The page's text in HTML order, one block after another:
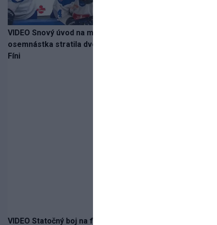
VIDEO Snový úvod na medailu nestačil: Slovenská
osemnástka stratila dvojgólový náskok a bronz berú
Fíni
VIDEO Statočný boj na finále nestačil: Slovenská